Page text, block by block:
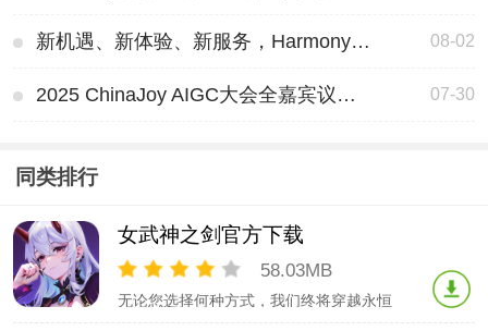
新机遇、新体验、新服务，HarmonyOS 游戏领启未来(新起点) 08-02
2025 ChinaJoy AIGC大会全嘉宾议程发布 07-30
同类排行
女武神之剑官方下载
58.03MB
无论您选择何种方式，我们终将穿越永恒